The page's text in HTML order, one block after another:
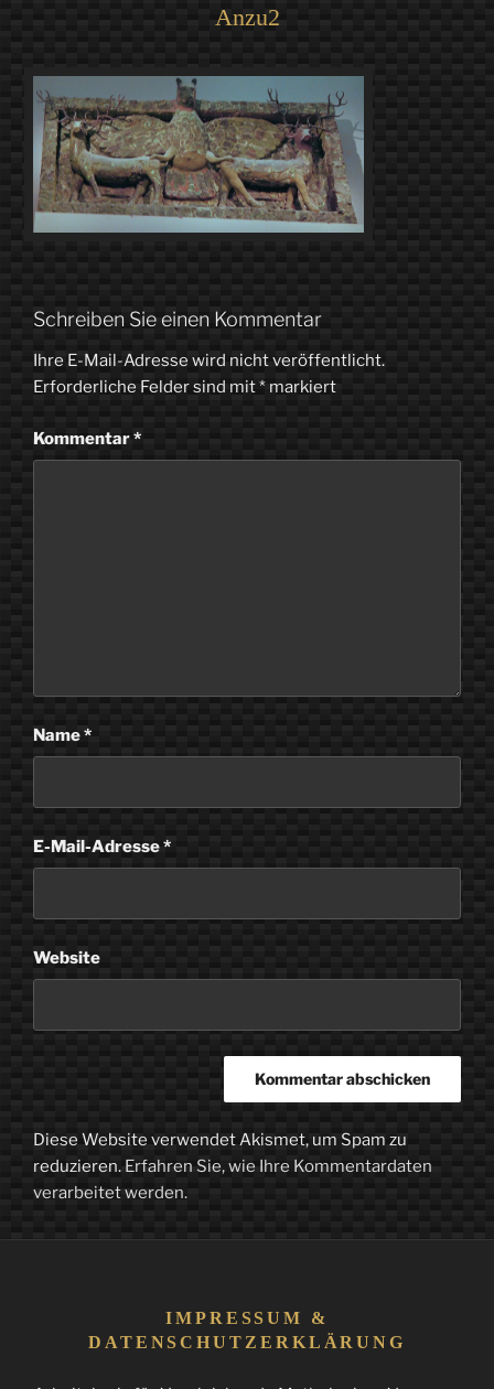
Anzu2
Schreiben Sie einen Kommentar
Ihre E-Mail-Adresse wird nicht veröffentlicht.
Erforderliche Felder sind mit* markiert
Kommentar*
Name*
E-Mail-Adresse*
Website
Diese Website verwendet Akismet, um Spam zu
reduzieren. Erfahren Sie, wie Ihre Kommentardaten
verarbeitet werden.
IMPRESSUM &
DATENSCHUTZERKLÄRUNG